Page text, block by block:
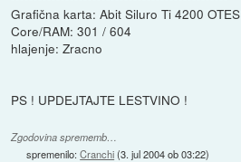
Grafična karta: Abit Siluro Ti 4200 OTES
Core/RAM: 301 / 604
hlajenje: Zracno
PS ! UPDEJTAJTE LESTVINO !
Zgodovina sprememb…
spremenilo:Cranchi(3. jul 2004 ob 03:22)